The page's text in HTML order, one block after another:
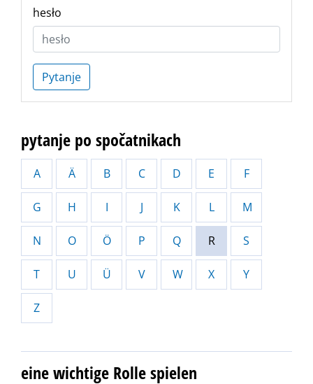
hesło
Pytanje
pytanje po spočatnikach
A Ä B C D E F
G H I J K L M
N O Ö P Q R S
T U Ü V W X Y
Z
eine wichtige Rolle spielen